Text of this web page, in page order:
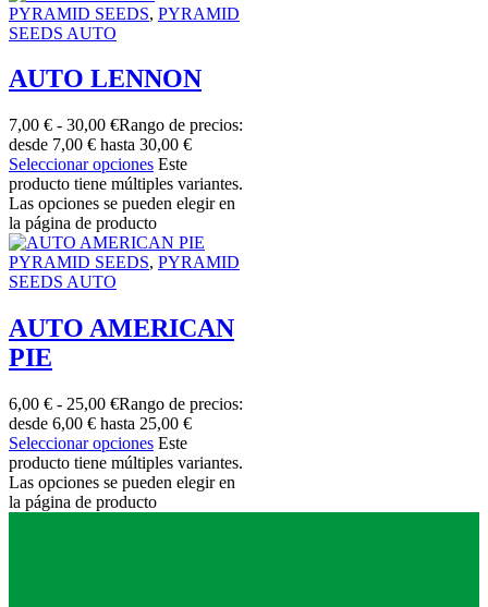
PYRAMID SEEDS, PYRAMID
SEEDS AUTO
AUTO LENNON
7,00 € - 30,00 €Rango de precios:
desde 7,00 € hasta 30,00 €
Seleccionar opciones Este
producto tiene múltiples variantes.
Las opciones se pueden elegir en
la página de producto
PYRAMID SEEDS, PYRAMID
SEEDS AUTO
AUTO AMERICAN
PIE
6,00 € - 25,00 €Rango de precios:
desde 6,00 € hasta 25,00 €
Seleccionar opciones Este
producto tiene múltiples variantes.
Las opciones se pueden elegir en
la página de producto